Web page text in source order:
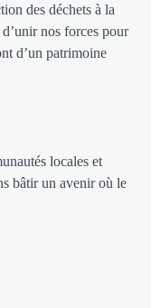
des déchets à la
nos forces pour
d’un patrimoine
locales et
bâtir un avenir où le